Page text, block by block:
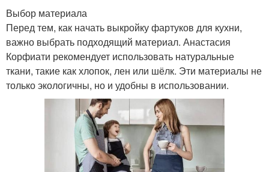
Выбор материала
Перед тем, как начать выкройку фартуков для кухни,
важно выбрать подходящий материал. Анастасия
Корфиати рекомендует использовать натуральные
ткани, такие как хлопок, лен или шёлк. Эти материалы не
только экологичны, но и удобны в использовании.